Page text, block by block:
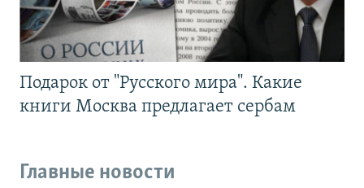
Подарок от "Русского мира". Какие
книги Москва предлагает сербам
Главные новости